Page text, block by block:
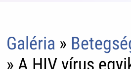
Galéria »
» A HIV vírus